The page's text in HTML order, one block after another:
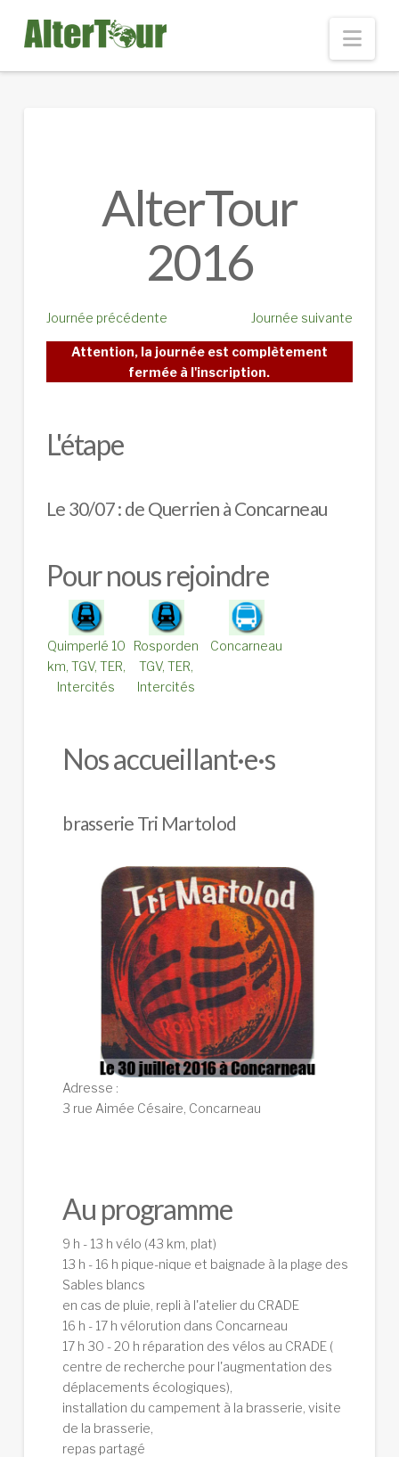
AlterTour
2016
Journée précédente Journée suivante
Attention, la journée est complètement
fermée à l'inscription.
L'étape
Le 30/07 : de Querrien à Concarneau
Pour nous rejoindre
Quimperlé 10
km, TGV, TER,
Intercités
Rosporden
TGV, TER,
Intercités
Concarneau
Nos accueillant·e·s
brasserie Tri Martolod
Adresse :
3 rue Aimée Césaire, Concarneau
Au programme
9 h - 13 h vélo (43 km, plat)
13 h - 16 h pique-nique et baignade à la plage des
Sables blancs
en cas de pluie, repli à l'atelier du CRADE
16 h - 17 h vélorution dans Concarneau
17 h 30 - 20 h réparation des vélos au CRADE (
centre de recherche pour l'augmentation des
déplacements écologiques),
installation du campement à la brasserie, visite
de la brasserie,
repas partagé